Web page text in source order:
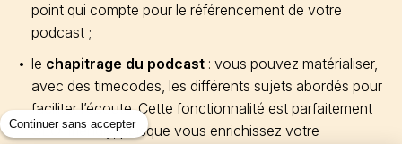
point qui compte pour le référencement de votre
podcast ;
le chapitrage du podcast : vous pouvez matérialiser,
avec des timecodes, les différents sujets abordés pour
faciliter l’écoute. Cette fonctionnalité est parfaitement
SEO-friendly, puisque vous enrichissez votre
Continuer sans accepter